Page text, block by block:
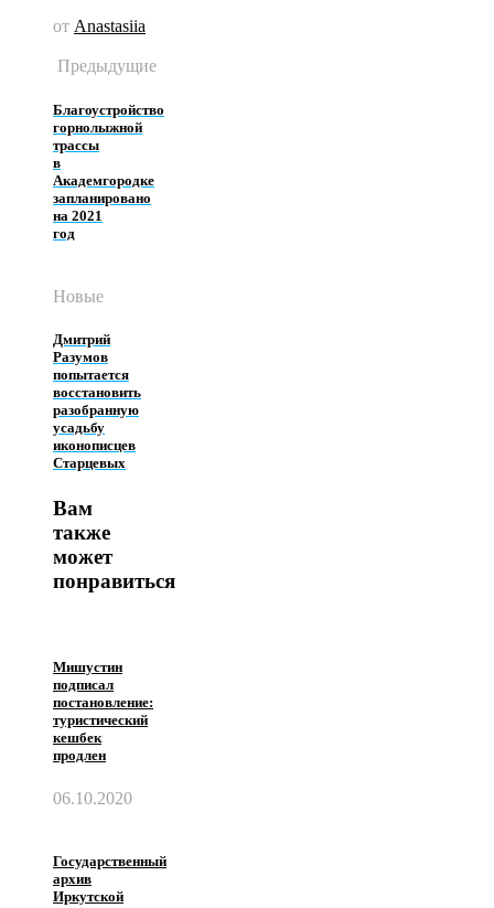
от Anastasiia
Предыдущие
Благоустройство
горнолыжной
трассы
в
Академгородке
запланировано
на 2021
год
Новые
Дмитрий
Разумов
попытается
восстановить
разобранную
усадьбу
иконописцев
Старцевых
Вам
также
может
понравиться
Мишустин
подписал
постановление:
туристический
кешбек
продлен
06.10.2020
Государственный
архив
Иркутской